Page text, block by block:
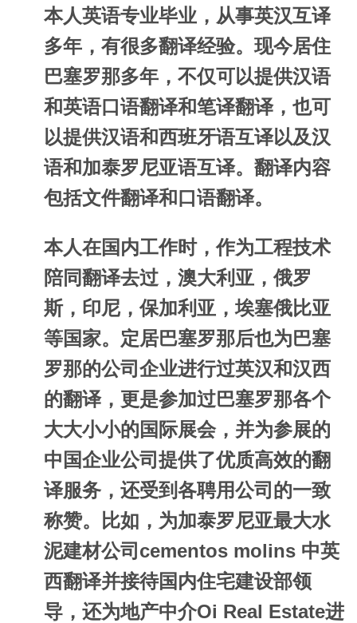
本人英语专业毕业，从事英汉互译
多年，有很多翻译经验。现今居住
巴塞罗那多年，不仅可以提供汉语
和英语口语翻译和笔译翻译，也可
以提供汉语和西班牙语互译以及汉
语和加泰罗尼亚语互译。翻译内容
包括文件翻译和口语翻译。
本人在国内工作时，作为工程技术
陪同翻译去过，澳大利亚，俄罗
斯，印尼，保加利亚，埃塞俄比亚
等国家。定居巴塞罗那后也为巴塞
罗那的公司企业进行过英汉和汉西
的翻译，更是参加过巴塞罗那各个
大大小小的国际展会，并为参展的
中国企业公司提供了优质高效的翻
译服务，还受到各聘用公司的一致
称赞。比如，为加泰罗尼亚最大水
泥建材公司cementos molins 中英
西翻译并接待国内住宅建设部领
导，还为地产中介Oi Real Estate进